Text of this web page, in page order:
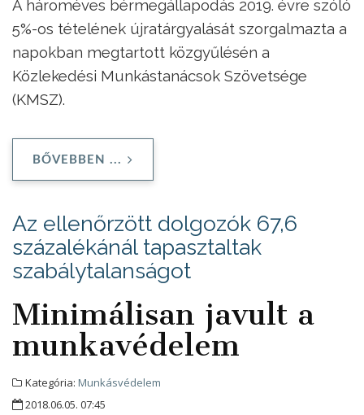
A hároméves bérmegállapodás 2019. évre szóló
5%-os tételének újratárgyalását szorgalmazta a
napokban megtartott közgyűlésén a
Közlekedési Munkástanácsok Szövetsége
(KMSZ).
BŐVEBBEN ...
Az ellenőrzött dolgozók 67,6
százalékánál tapasztaltak
szabálytalanságot
Minimálisan javult a
munkavédelem
Kategória: Munkásvédelem
2018.06.05. 07:45